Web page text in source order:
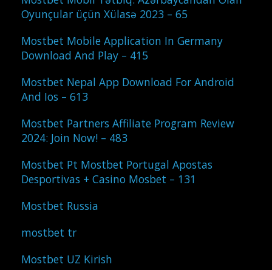
Oyunçular üçün Xülasə 2023 – 65
Mostbet Mobile Application In Germany
Download And Play – 415
Mostbet Nepal App Download For Android
And Ios – 613
Mostbet Partners Affiliate Program Review
2024: Join Now! – 483
Mostbet Pt Mostbet Portugal Apostas
Desportivas + Casino Mosbet – 131
Mostbet Russia
mostbet tr
Mostbet UZ Kirish